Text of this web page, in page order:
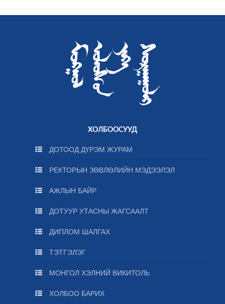
ХОЛБООСУУД
ДОТООД ДҮРЭМ ЖУРАМ
РЕКТОРЫН ЗӨВЛӨЛИЙН МЭДЭЭЛЭЛ
АЖЛЫН БАЙР
ДОТУУР УТАСНЫ ЖАГСААЛТ
ДИПЛОМ ШАЛГАХ
ТЭТГЭЛЭГ
МОНГОЛ ХЭЛНИЙ ВИКИТОЛЬ
ХОЛБОО БАРИХ